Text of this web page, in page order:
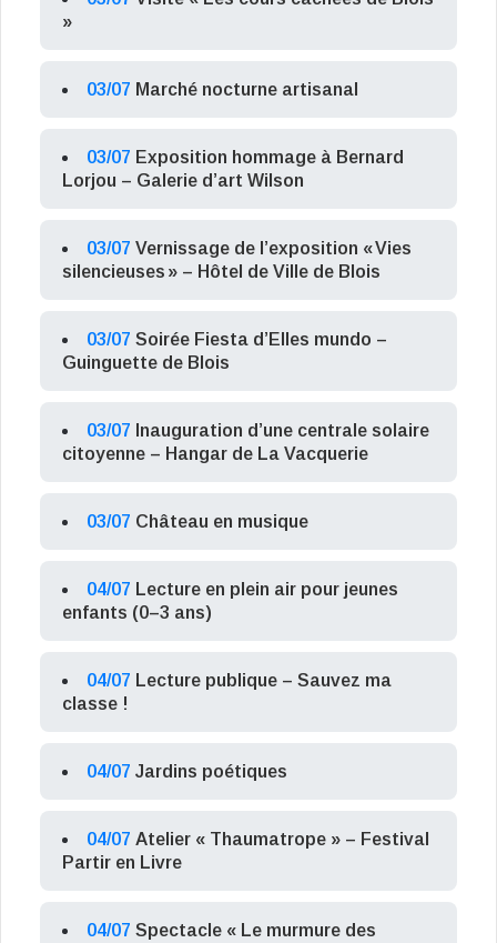
»
03/07 Marché nocturne artisanal
03/07 Exposition hommage à Bernard
Lorjou – Galerie d’art Wilson
03/07 Vernissage de l’exposition « Vies
silencieuses » – Hôtel de Ville de Blois
03/07 Soirée Fiesta d’Elles mundo –
Guinguette de Blois
03/07 Inauguration d’une centrale solaire
citoyenne – Hangar de La Vacquerie
03/07 Château en musique
04/07 Lecture en plein air pour jeunes
enfants (0–3 ans)
04/07 Lecture publique – Sauvez ma
classe !
04/07 Jardins poétiques
04/07 Atelier « Thaumatrope » – Festival
Partir en Livre
04/07 Spectacle « Le murmure des